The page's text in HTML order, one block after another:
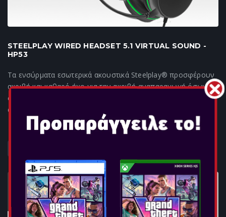
STEELPLAY WIRED HEADSET 5.1 VIRTUAL SOUND -
HP53
Τα ενσύρματα εσωτερικά ακουστικά Steelplay® προσφέρουν
ακριβή και καθαρό ήχο για την ακριβή αναπαραγωγή όσων
συμβαίνουν στην οθόνη. Εξοπλισμένο με εύκαμπτο,
αποσπώμενο μονοκατευθυντικό μικρόφωνο, προσ...